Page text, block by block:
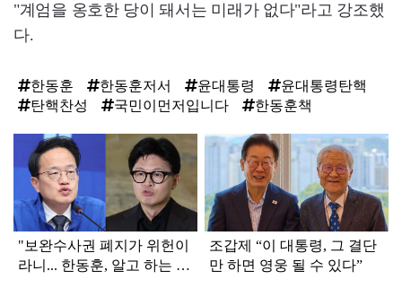
"계엄을 옹호한 당이 돼서는 미래가 없다"라고 강조했
다.
한동훈 한동훈저서 윤대통령
윤대통령탄핵
탄핵찬성
국민이먼저입니다 한동훈책
라
인
"보완수사권 폐지가 위헌이
라니... 한동훈, 알고 하는 말
조갑제 “이 대통령, 그 결단
만 하면 영웅 될 수 있다”